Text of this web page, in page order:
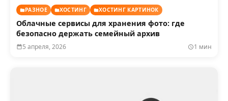
РАЗНОЕ ХОСТИНГ ХОСТИНГ КАРТИНОК
Облачные сервисы для хранения фото: где
безопасно держать семейный архив
5 апреля, 2026 1 мин